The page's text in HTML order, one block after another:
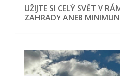
UŽIJTE SI CELÝ SVĚT V
ZAHRADY ANEB